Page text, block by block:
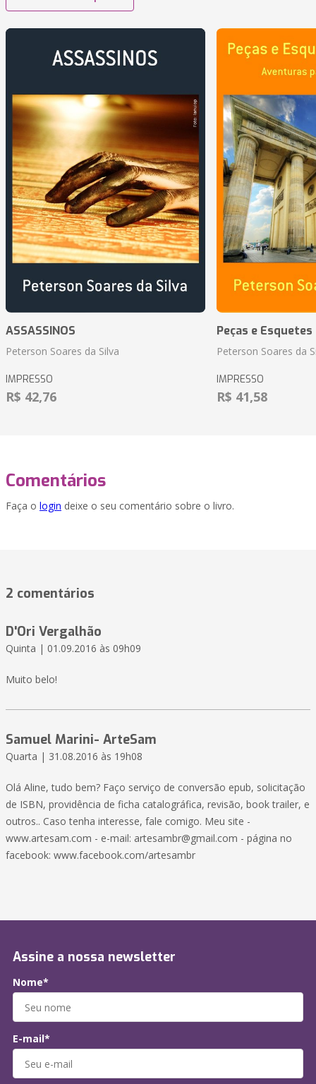
ASSASSINOS
Peterson Soares da Silva
IMPRESSO
R$ 42,76
Peças e
Peterson Soares da
IMPRESSO
R$ 41,58
Comentários
Faça o login deixe o seu comentário sobre o livro.
2 comentários
D'Ori Vergalhão
Quinta | 01.09.2016 às 09h09
Muito belo!
Samuel Marini- ArteSam
Quarta | 31.08.2016 às 19h08
Olá Aline, tudo bem? Faço serviço de conversão epub, solicitação
de ISBN, providência de ficha catalográfica, revisão, book trailer, e
outros.. Caso tenha interesse, fale comigo. Meu site -
www.artesam.com - e-mail: artesambr@gmail.com - página no
facebook: www.facebook.com/artesambr
Assine a nossa newsletter
Nome*
E-mail*